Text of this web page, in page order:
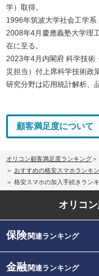
学）取得。
1996年筑波大学社会工学系
2008年4月慶應義塾大学理
在に至る。
2023年4月内閣府 科学技術
災担当）付上席科学技術政
研究分野は応用統計解析、
顧客満足度について
オリコン顧客満足度ランキング
おすすめの格安スマホランキ
格安スマホの加入手続きラン
オリコ
保険関連ランキング
金融関連ランキング